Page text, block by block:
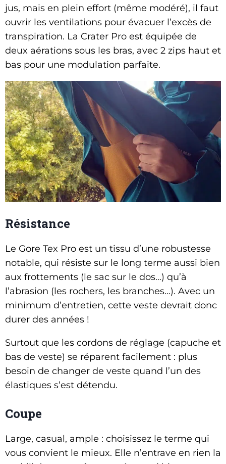
jus, mais en plein effort (même modéré), il faut
ouvrir les ventilations pour évacuer l’excès de
transpiration. La Crater Pro est équipée de
deux aérations sous les bras, avec 2 zips haut et
bas pour une modulation parfaite.
Résistance
Le Gore Tex Pro est un tissu d’une robustesse
notable, qui résiste sur le long terme aussi bien
aux frottements (le sac sur le dos…) qu’à
l’abrasion (les rochers, les branches…). Avec un
minimum d’entretien, cette veste devrait donc
durer des années !
Surtout que les cordons de réglage (capuche et
bas de veste) se réparent facilement : plus
besoin de changer de veste quand l’un des
élastiques s’est détendu.
Coupe
Large, casual, ample : choisissez le terme qui
vous convient le mieux. Elle n’entrave en rien la